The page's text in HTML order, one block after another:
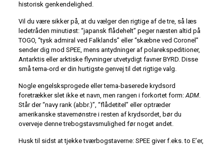
historisk genkendelighed.
Vil du være sikker på, at du vælger den rigtige af de tre, så læs
ledetråden minutiøst: “japansk flådehelt” peger næsten altid på
TOGO, “tysk admiral ved Falklands” eller “skæbne ved Coronel”
sender dig mod SPEE, mens antydninger af polarekspeditioner,
Antarktis eller arktiske flyvninger utvetydigt favner BYRD. Disse
små tema-ord er din hurtigste genvej til det rigtige valg.
Nogle engelsksprogede eller tema-baserede kryds­ord
foretrækker slet ikke et navn, men rangen i forkortet form:ADM.
Står der “navy rank (abbr.)”, “flådetitel” eller optræder
amerikanske stavemønstre i resten af krydsordet, bør du
overveje denne tre­bogstavs­mulighed før noget andet.
Husk til sidst at tjekke tværbogstaverne: SPEE giver f.eks. to E’er,